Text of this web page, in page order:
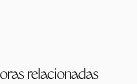
relacionadas